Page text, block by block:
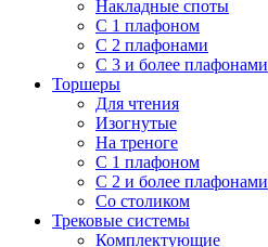
Накладные споты
С 1 плафоном
С 2 плафонами
С 3 и более плафонами
Торшеры
Для чтения
Изогнутые
На треноге
С 1 плафоном
С 2 и более плафонами
Со столиком
Трековые системы
Комплектующие